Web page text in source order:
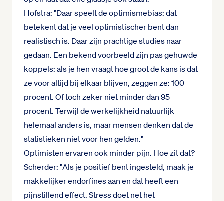
Hofstra: "Daar speelt de optimismebias: dat
betekent dat je veel optimistischer bent dan
realistisch is. Daar zijn prachtige studies naar
gedaan. Een bekend voorbeeld zijn pas gehuwde
koppels: als je hen vraagt hoe groot de kans is dat
ze voor altijd bij elkaar blijven, zeggen ze: 100
procent. Of toch zeker niet minder dan 95
procent. Terwijl de werkelijkheid natuurlijk
helemaal anders is, maar mensen denken dat de
statistieken niet voor hen gelden."
Optimisten ervaren ook minder pijn. Hoe zit dat?
Scherder: "Als je positief bent ingesteld, maak je
makkelijker endorfines aan en dat heeft een
pijnstillend effect. Stress doet net het